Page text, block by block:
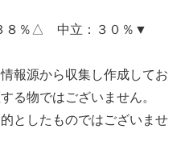
８％△ 中立：３０％▼
報源から収集し作成してお
る物ではございません。
としたものではございませ